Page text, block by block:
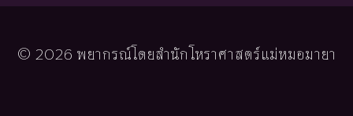
© 2026 พยากรณ์โดยสำนักโหราศาสตร์แม่หมอมายา